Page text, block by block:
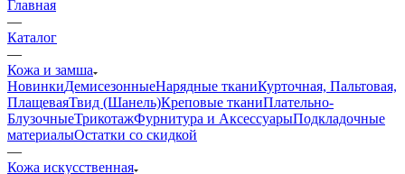
Главная
—
Каталог
—
Кожа и замша
НовинкиДемисезонныеНарядные тканиКурточная, Пальтовая,
ПлащеваяТвид (Шанель)Креповые тканиПлательно-
БлузочныеТрикотажФурнитура и АксессуарыПодкладочные
материалыОстатки со скидкой
—
Кожа искусственная